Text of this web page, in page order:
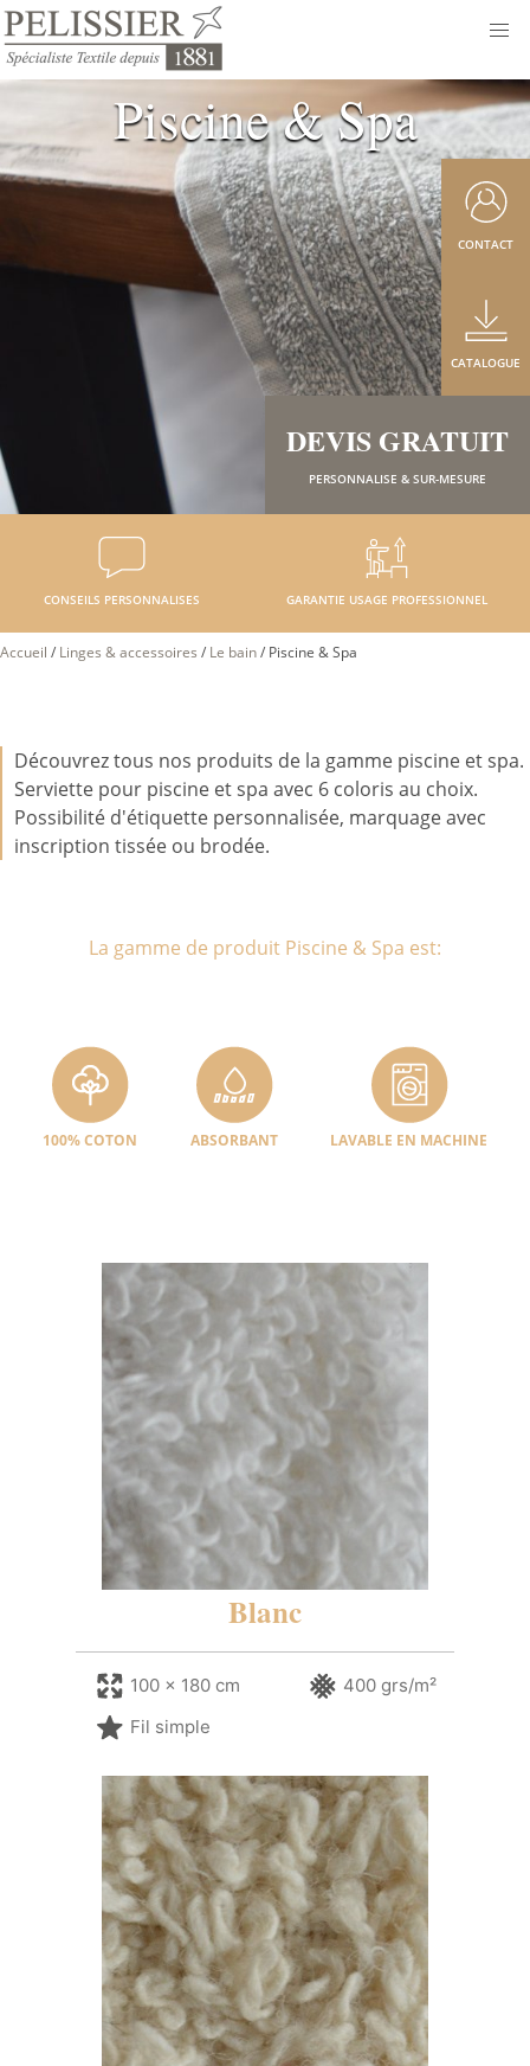
Piscine & Spa
CONSEILS PERSONNALISES GARANTIE USAGE PROFESSIONNEL
DEVIS GRATUIT
PERSONNALISE & SUR-MESURE
CATALOGUE
CONTACT
Accueil / Linges & accessoires / Le bain/ Piscine & Spa
Découvrez tous nos produits de la gamme piscine et spa.
Serviette pour piscine et spa avec 6 coloris au choix.
Possibilité d'étiquette personnalisée, marquage avec
inscription tissée ou brodée.
La gamme de produit Piscine & Spa est:
100% COTON ABSORBANT LAVABLE EN MACHINE
Blanc
100 x 180 cm
400 grs/m²
Fil simple